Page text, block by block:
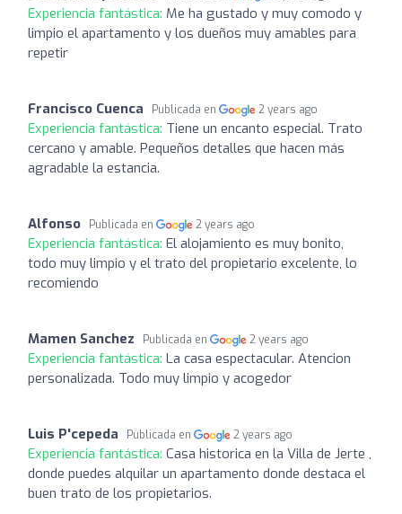
Experiencia fantástica: Me ha gustado y muy comodo y
limpio el apartamento y los dueños muy amables para
repetir
Francisco Cuenca Publicada en 2 years ago
Experiencia fantástica: Tiene un encanto especial. Trato
cercano y amable. Pequeños detalles que hacen más
agradable la estancia.
Alfonso Publicada en 2 years ago
Experiencia fantástica: El alojamiento es muy bonito,
todo muy limpio y el trato del propietario excelente, lo
recomiendo
Mamen Sanchez Publicada en 2 years ago
Experiencia fantástica: La casa espectacular. Atencion
personalizada. Todo muy limpio y acogedor
Luis P'cepeda Publicada en 2 years ago
Experiencia fantástica: Casa historica en la Villa de Jerte ,
donde puedes alquilar un apartamento donde destaca el
buen trato de los propietarios.